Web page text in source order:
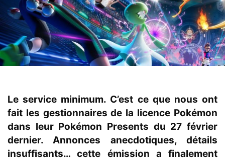
Le service minimum. C’est ce que nous ont
fait les gestionnaires de la licence Pokémon
dans leur Pokémon Presents du 27 février
dernier. Annonces anecdotiques, détails
insuffisants… cette émission a finalement